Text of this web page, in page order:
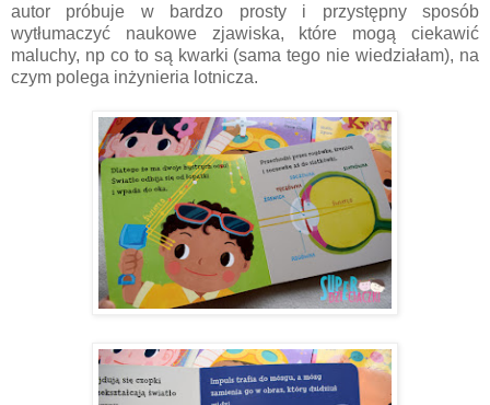
autor próbuje w bardzo prosty i przystępny sposób
wytłumaczyć naukowe zjawiska, które mogą ciekawić
maluchy, np co to są kwarki (sama tego nie wiedziałam), na
czym polega inżynieria lotnicza.